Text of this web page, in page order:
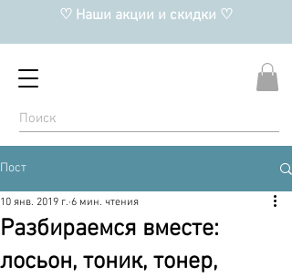
♡ Наши акции и скидки ♡
Пост
Разбираемся вместе:
лосьон, тоник, тонер,
10 янв. 2019 г. 6 мин. чтения